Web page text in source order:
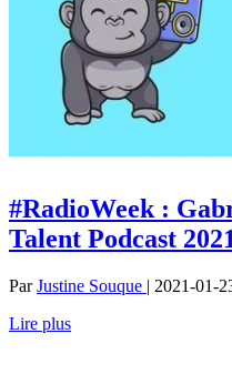
#RadioWeek :
Talent Podcast
ParJustine Souque | 2021-01-
Lire plus